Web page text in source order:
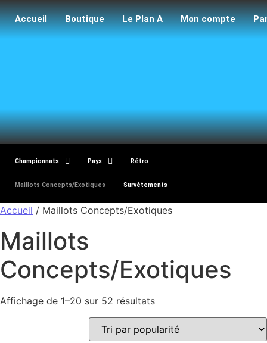
Accueil Boutique Le Plan A Mon compte
Championnats Pays Rétro
Maillots Concepts/Exotiques Survêtements
Accueil / Maillots Concepts/Exotiques
Maillots
Concepts/Exotiques
Affichage de 1–20 sur 52 résultats